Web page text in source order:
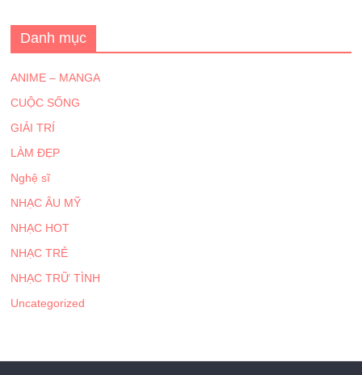
Danh mục
ANIME – MANGA
CUỘC SỐNG
GIẢI TRÍ
LÀM ĐẸP
Nghệ sĩ
NHẠC ÂU MỸ
NHẠC HOT
NHẠC TRẺ
NHẠC TRỮ TÌNH
Uncategorized